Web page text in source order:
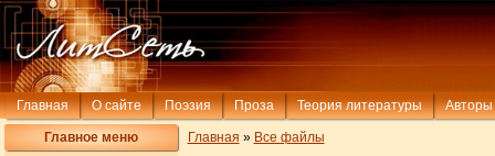
Главная О сайте Поэзия Проза Теория литературы Авторы
Главное меню
Главная » Все файлы